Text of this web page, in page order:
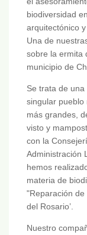
biodiversidad
arquitectónico
Una de
sobre la ermita
municipio de
Se trata de
singular pueblo
más grandes,
visto y
con la
Administración
hemos
materia de
"Reparación
del Rosario’.
Nuestro